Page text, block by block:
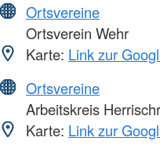
Ortsvereine
Ortsverein Wehr
Karte: Link zur
Ortsvereine
Arbeitskreis
Karte: Link zur